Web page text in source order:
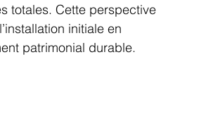
totales. Cette perspective
initiale en
patrimonial durable.